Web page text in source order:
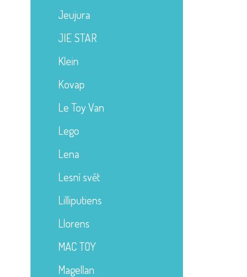
Jeujura
JIE STAR
Klein
Kovap
Le Toy Van
Lego
Lena
Lesní svět
Lilliputiens
Llorens
MAC TOY
Magellan